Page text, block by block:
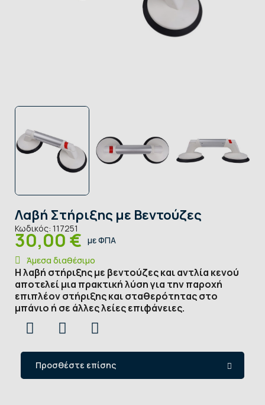
Λαβή Στήριξης με Βεντούζες
Κωδικός: 117251
30,00 € με ΦΠΑ
Άμεσα διαθέσιμο
Η λαβή στήριξης με βεντούζες και αντλία κενού
αποτελεί μια πρακτική λύση για την παροχή
επιπλέον στήριξης και σταθερότητας στο
μπάνιο ή σε άλλες λείες επιφάνειες.
Προσθέστε επίσης